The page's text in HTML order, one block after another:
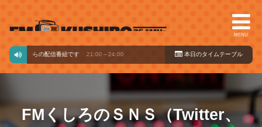
MENU
ードからの配信番組です 21:00～24:00 本日のタイ ムテーブル
FMくしろのＳＮＳ（Twitter、